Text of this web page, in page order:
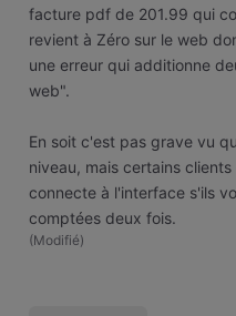
facture pdf de 201.99 qui
revient à Zéro sur le web
une erreur qui additionne
web".
En soit c'est pas grave vu
niveau, mais certains
connecte à l'interface s'ils
comptées deux fois.
(Modifié)